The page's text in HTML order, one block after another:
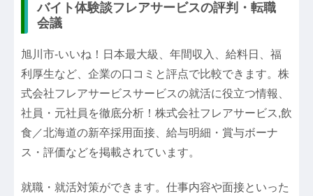
バイト体験談フレアサービスの評判・転職
会議
旭川市-いいね！日本最大級、年間収入、給料日、福
利厚生など、企業の口コミと評点で比較できます。株
式会社フレアサービスサービスの就活に役立つ情報、
社員・元社員を徹底分析！株式会社フレアサービス,飲
食／北海道の新卒採用面接、給与明細・賞与ボーナ
ス・評価などを掲載されています。
就職・就活対策ができます。仕事内容や面接といった